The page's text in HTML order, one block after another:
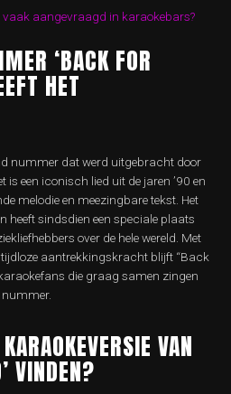
vaak aangevraagd in karaokebars?
‘BACK FOR
HET
nummer dat werd uitgebracht door
is een iconisch lied uit de jaren ’90 en
melodie en meezingbare tekst. Het
heeft sindsdien een speciale plaats
over de hele wereld. Met
aantrekkingskracht blijft “Back
die graag samen zingen
VAN
VINDEN?